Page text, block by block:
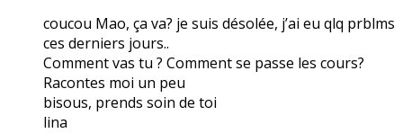
coucou Mao, ça va? je suis désolée, j’ai eu qlq prblms
ces derniers jours..
Comment vas tu ? Comment se passe les cours?
Racontes moi un peu
bisous, prends soin de toi
lina